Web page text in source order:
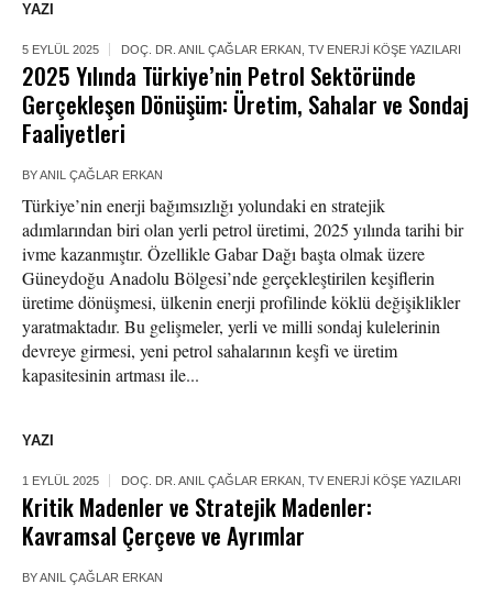
YAZI
5 EYLÜL 2025 DOÇ. DR. ANIL ÇAĞLAR ERKAN TV ENERJI KÖŞE YAZILARI
2025 Yılında Türkiye’nin Petrol Sektöründe
Gerçekleşen Dönüşüm: Üretim, Sahalar ve Sondaj
Faaliyetleri
BYANIL ÇAĞLAR ERKAN
Türkiye’nin enerji bağımsızlığı yolundaki en stratejik
adımlarından biri olan yerli petrol üretimi, 2025 yılında tarihi bir
ivme kazanmıştır. Özellikle Gabar Dağı başta olmak üzere
Güneydoğu Anadolu Bölgesi’nde gerçekleştirilen keşiflerin
üretime dönüşmesi, ülkenin enerji profilinde köklü değişiklikler
yaratmaktadır. Bu gelişmeler, yerli ve milli sondaj kulelerinin
devreye girmesi, yeni petrol sahalarının keşfi ve üretim
kapasitesinin artması ile...
YAZI
1 EYLÜL 2025 DOÇ. DR. ANIL ÇAĞLAR ERKAN TV ENERJI KÖŞE YAZILARI
Kritik Madenler ve Stratejik Madenler:
Kavramsal Çerçeve ve Ayrımlar
BYANIL ÇAĞLAR ERKAN